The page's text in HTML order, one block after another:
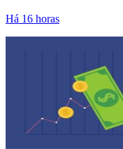
Há 16 horas